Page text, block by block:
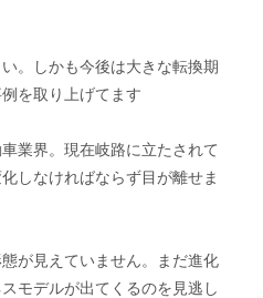
。しかも今後は大きな転換期
を取り上げてます
業界。現在岐路に立たされて
しなければならず目が離せま
が見えていません。まだ進化
モデルが出てくるのを見逃し